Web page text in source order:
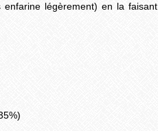
légèrement) en la